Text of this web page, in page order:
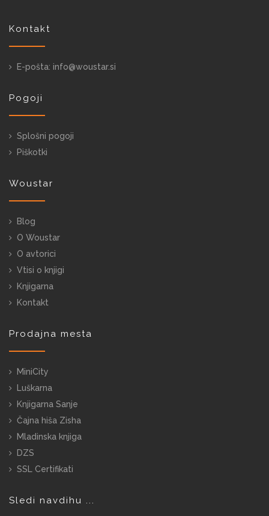
Kontakt
E-pošta: info@woustar.si
Pogoji
Splošni pogoji
Piškotki
Woustar
Blog
O Woustar
O avtorici
Vtisi o knjigi
Knjigarna
Kontakt
Prodajna mesta
MiniCity
Luškarna
Knjigarna Sanje
Čajna hiša Zisha
Mladinska knjiga
DZS
SSL Certifikati
Sledi navdihu ...